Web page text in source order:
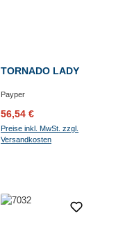
TORNADO LADY
Payper
Verkaufspreis:
56,54 €
Preise inkl. MwSt. zzgl.
Versandkosten